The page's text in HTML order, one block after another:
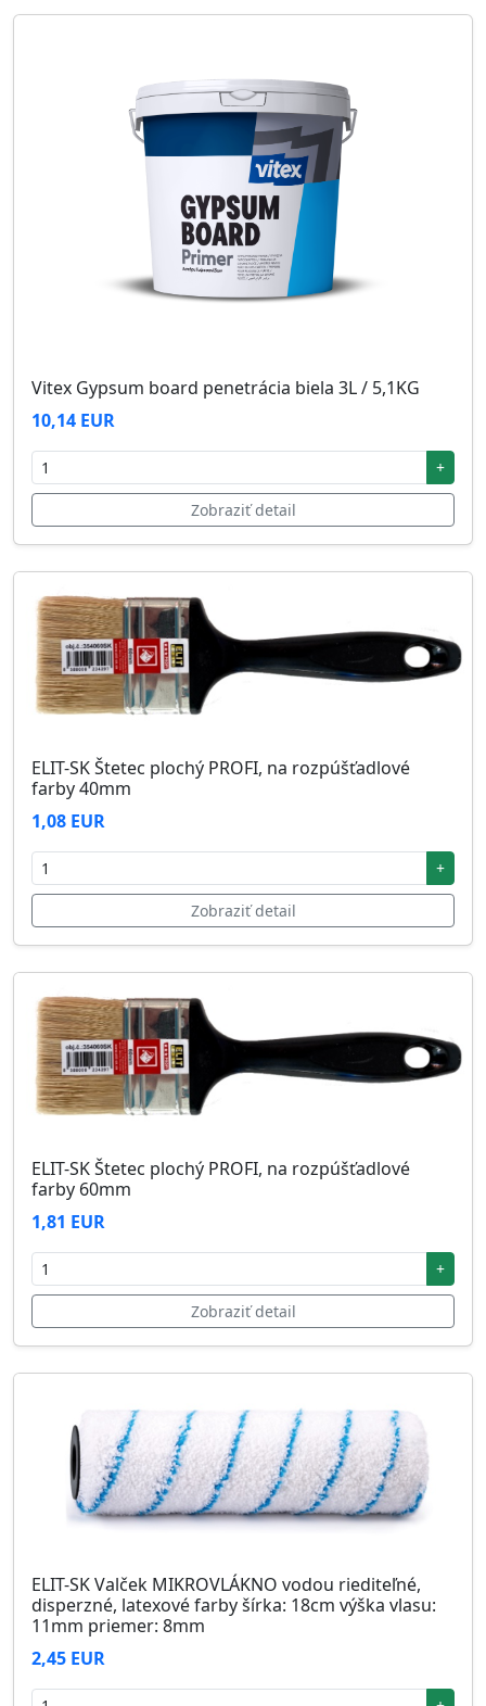
Vitex Gypsum board penetrácia biela 3L / 5,1KG
10,14 EUR
+
Zobraziť detail
ELIT-SK Štetec plochý PROFI, na rozpúšťadlové
farby 40mm
1,08 EUR
+
Zobraziť detail
ELIT-SK Štetec plochý PROFI, na rozpúšťadlové
farby 60mm
1,81 EUR
+
Zobraziť detail
ELIT-SK Valček MIKROVLÁKNO vodou riediteľné,
disperzné, latexové farby šírka: 18cm výška vlasu:
11mm priemer: 8mm
2,45 EUR